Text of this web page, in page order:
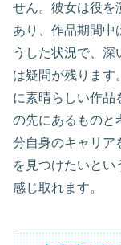
せん。彼女は役を
あり、作品期間中
うした状況で、
は疑問が残ります
に素晴らしい作品
の先にあるものと
分自身のキャリア
を見つけたいとい
感じ取れます。